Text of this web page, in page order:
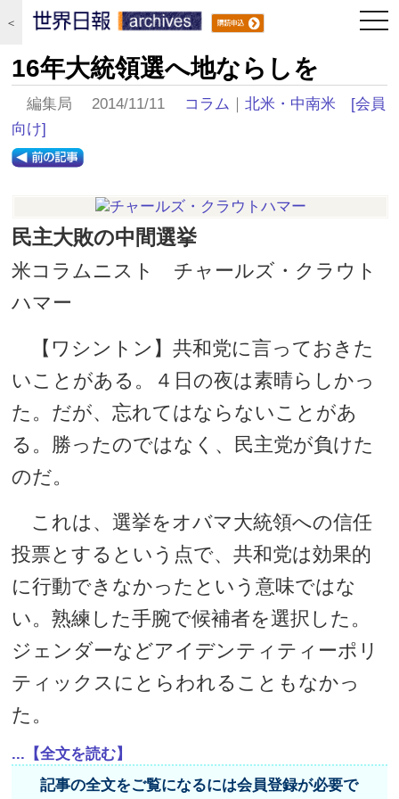
＜
16年大統領選へ地ならしを
編集局 2014/11/11 コラム ｜北米・中南米
[会員
向け]
民主大敗の中間選挙
米コラムニスト チャールズ・クラウト
ハマー
【ワシントン】共和党に言っておきた
いことがある。４日の夜は素晴らしかっ
た。だが、忘れてはならないことがあ
る。勝ったのではなく、民主党が負けた
のだ。
これは、選挙をオバマ大統領への信任
投票とするという点で、共和党は効果的
に行動できなかったという意味ではな
い。熟練した手腕で候補者を選択した。
ジェンダーなどアイデンティティーポリ
ティックスにとらわれることもなかっ
た。
...【全文を読む】
記事の全文をご覧になるには会員登録が必要で